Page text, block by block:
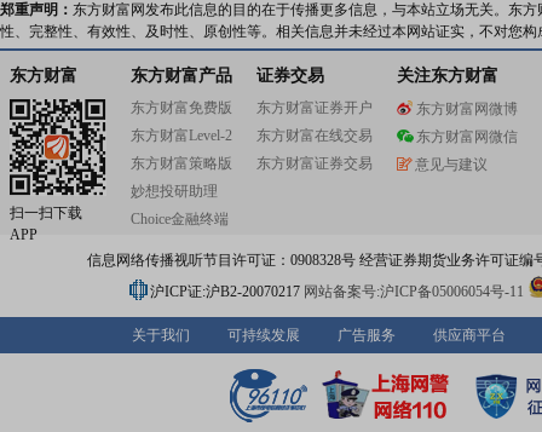
郑重声明： 东方财富网发布此信息的目的在于传播更多信息，与本站立场无关。东
性、完整性、有效性、及时性、原创性等。相关信息并未经过本网站证实，不对您
东方财富
扫一扫下载
APP
东方财富产品
东方财富免费版
东方财富Level-2
东方财富策略版
妙想投研助理
Choice金融终端
证券交易
东方财富证券开户
东方财富在线交易
东方财富证券交易
关注东方财富
东方财富网微博
东方财富网微信
意见与建议
信息网络传播视听节目许可证：0908328号 经营证券期货业务许可证编
沪ICP证:沪B2-20070217 网站备案号:沪ICP备05006054号-11
关于我们 可持续发展 广告服务 供应商平台